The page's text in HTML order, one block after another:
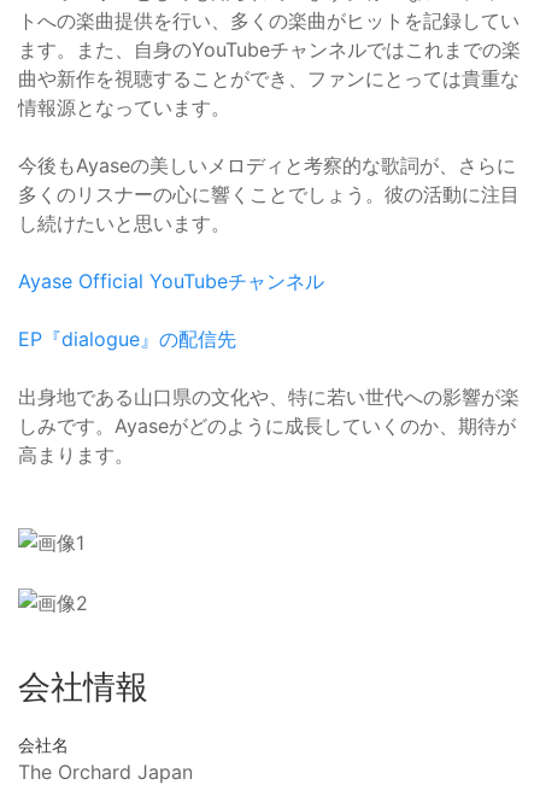
トへの楽曲提供を行い、多くの楽曲がヒットを記録してい
ます。また、自身のYouTubeチャンネルではこれまでの楽
曲や新作を視聴することができ、ファンにとっては貴重な
情報源となっています。
今後もAyaseの美しいメロディと考察的な歌詞が、さらに
多くのリスナーの心に響くことでしょう。彼の活動に注目
し続けたいと思います。
Ayase Official YouTubeチャンネル
EP『dialogue』の配信先
出身地である山口県の文化や、特に若い世代への影響が楽
しみです。Ayaseがどのように成長していくのか、期待が
高まります。
会社情報
会社名
The Orchard Japan